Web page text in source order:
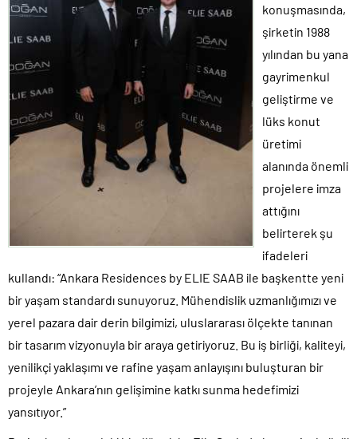
konuşmasında,
şirketin 1988
yılından bu yana
gayrimenkul
geliştirme ve
lüks konut
üretimi
alanında önemli
projelere imza
attığını
belirterek şu
ifadeleri
kullandı: “Ankara Residences by ELIE SAAB ile başkentte yeni
bir yaşam standardı sunuyoruz. Mühendislik uzmanlığımızı ve
yerel pazara dair derin bilgimizi, uluslararası ölçekte tanınan
bir tasarım vizyonuyla bir araya getiriyoruz. Bu iş birliği, kaliteyi,
yenilikçi yaklaşımı ve rafine yaşam anlayışını buluşturan bir
projeyle Ankara’nın gelişimine katkı sunma hedefimizi
yansıtıyor.”